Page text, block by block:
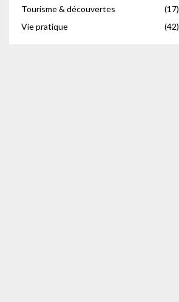
Tourisme & découvertes
(17)
Vie pratique
(42)